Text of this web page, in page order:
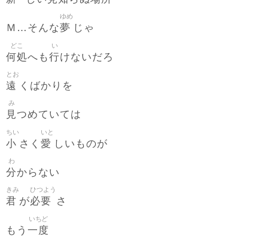
Ｍ…そんな夢
ゆめ
じゃ
何処
どこ
へも行
い
けないだろ
遠
とお
くばかりを
見
み
つめていては
小
ちい
さく 愛
いと
しいものが
分
わ
からない
君
きみ
が必要
ひつよう
さ
もう 一度
いちど